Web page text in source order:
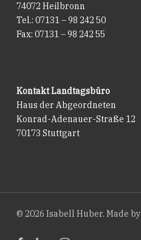
74072 Heilbronn
Tel.: 07131 – 98 242 50
Fax: 07131 – 98 242 55
Kontakt Landtagsbüro
Haus der Abgeordneten
Konrad-Adenauer-Straße 12
70173 Stuttgart
© 2026 Isabell Huber. Made by